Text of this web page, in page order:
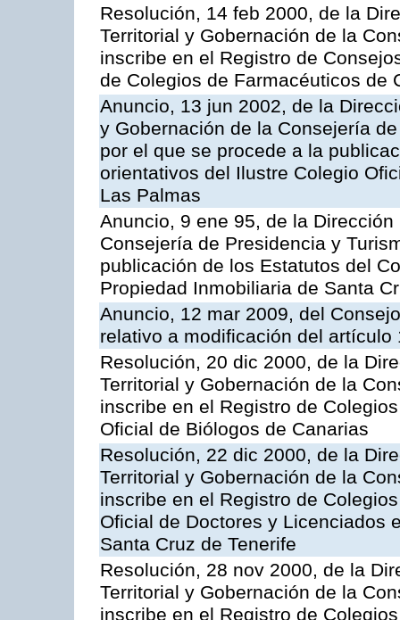
Resolución, 14 feb 2000, de la
Territorial y Gobernación de la
inscribe en el Registro de
de Colegios de Farmacéuticos de
Anuncio, 13 jun 2002, de la
y Gobernación de la Consejería
por el que se procede a la
orientativos del Ilustre Colegio
Las Palmas
Anuncio, 9 ene 95, de la
Consejería de Presidencia y
publicación de los Estatutos del
Propiedad Inmobiliaria de Santa
Anuncio, 12 mar 2009, del
relativo a modificación del
Resolución, 20 dic 2000, de la
Territorial y Gobernación de la
inscribe en el Registro de
Oficial de Biólogos de Canarias
Resolución, 22 dic 2000, de la
Territorial y Gobernación de la
inscribe en el Registro de
Oficial de Doctores y Licenciados
Santa Cruz de Tenerife
Resolución, 28 nov 2000, de la
Territorial y Gobernación de la
inscribe en el Registro de